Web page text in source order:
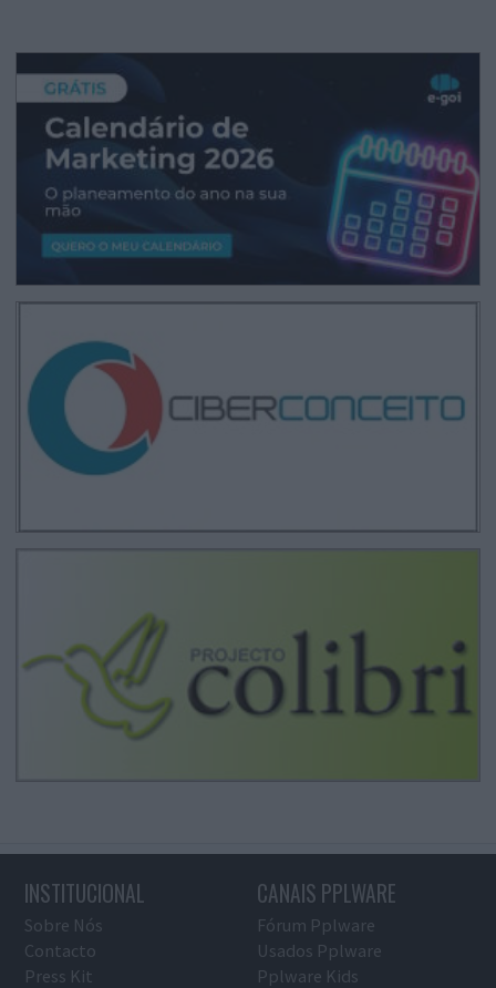
INSTITUCIONAL
Sobre Nós
Contacto
Press Kit
CANAIS PPLWARE
Fórum Pplware
Usados Pplware
Pplware Kids